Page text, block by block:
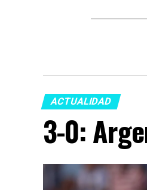
ACTUALIDAD
3-0: